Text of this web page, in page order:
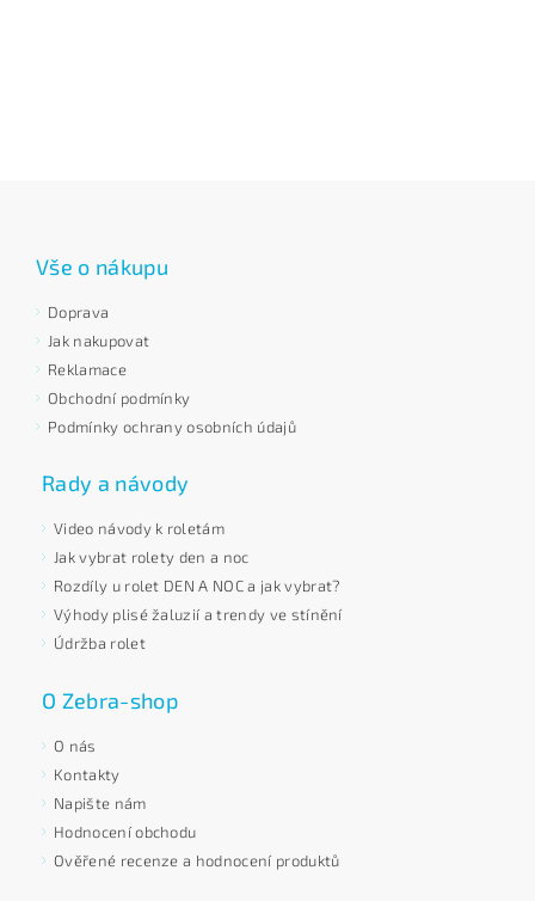
Vše o nákupu
Doprava
Jak nakupovat
Reklamace
Obchodní podmínky
Podmínky ochrany osobních údajů
Rady a návody
Video návody k roletám
Jak vybrat rolety den a noc
Rozdíly u rolet DEN A NOC a jak vybrat?
Výhody plisé žaluzií a trendy ve stínění
Údržba rolet
O Zebra-shop
O nás
Kontakty
Napište nám
Hodnocení obchodu
Ověřené recenze a hodnocení produktů